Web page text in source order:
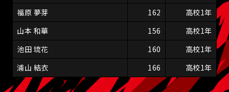
福原 夢芽
162
高校1年
山本 和華
156
高校1年
池田 琉花
160
高校1年
浦山 結衣
166 高校1年